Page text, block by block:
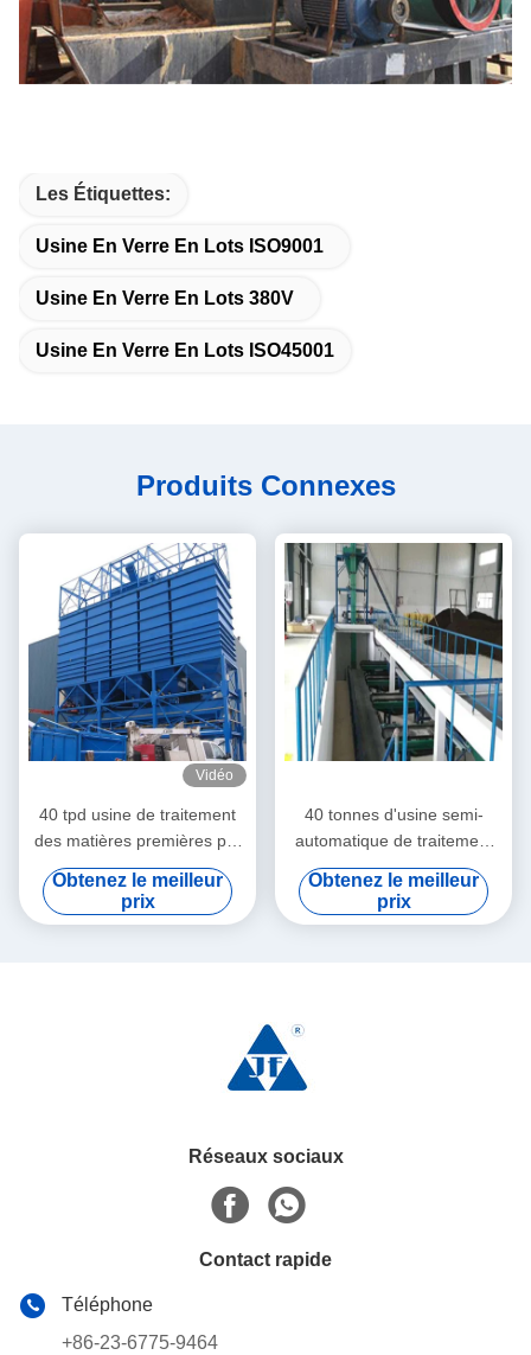
Les Étiquettes:
Usine En Verre En Lots ISO9001
Usine En Verre En Lots 380V
Usine En Verre En Lots ISO45001
Produits Connexes
Vidéo
40 tpd usine de traitement
des matières premières par
lots de verre
Obtenez le meilleur
prix
40 tonnes d'usine semi-
automatique de traitement
des matières premières par
mélange de lots
Obtenez le meilleur
prix
Réseaux sociaux
Contact rapide
Téléphone
+86-23-6775-9464